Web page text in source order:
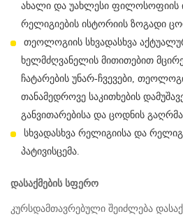
ახალი და უახლესი
რელიგიების ისტორიის ზოგადი
თეოლოგიის სხვადასხვა
ხელმძღვანელის მითითებით
ჩატარების უნარ-ჩვევები,
თანამედროვე საკითხების
განვითარებისა და ცოდნის
სხვადასხვა რელიგიისა და
პატივისცემა.
დასაქმების სფერო
კურსდამთავრებული შეიძლება